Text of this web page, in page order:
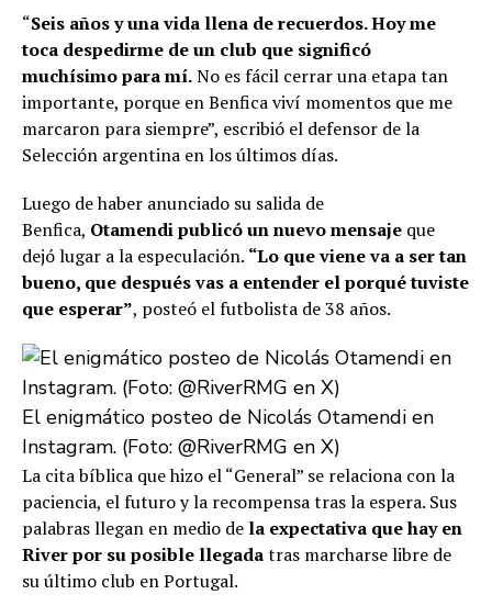
“Seis años y una vida llena de recuerdos. Hoy me
toca despedirme de un club que significó
muchísimo para mí.No es fácil cerrar una etapa tan
importante, porque en Benfica viví momentos que me
marcaron para siempre”, escribió el defensor de la
Selección argentina en los últimos días.
Luego de haber anunciado su salida de
Benfica, Otamendi publicó un nuevo mensaje que
dejó lugar a la especulación. “Lo que viene va a ser tan
bueno, que después vas a entender el porqué tuviste
que esperar”, posteó el futbolista de 38 años.
El enigmático posteo de Nicolás Otamendi en
Instagram. (Foto: @RiverRMG en X)
La cita bíblica que hizo el “General” se relaciona con la
paciencia, el futuro y la recompensa tras la espera. Sus
palabras llegan en medio de la expectativa que hay en
River por su posible llegadatras marcharse libre de
su último club en Portugal.